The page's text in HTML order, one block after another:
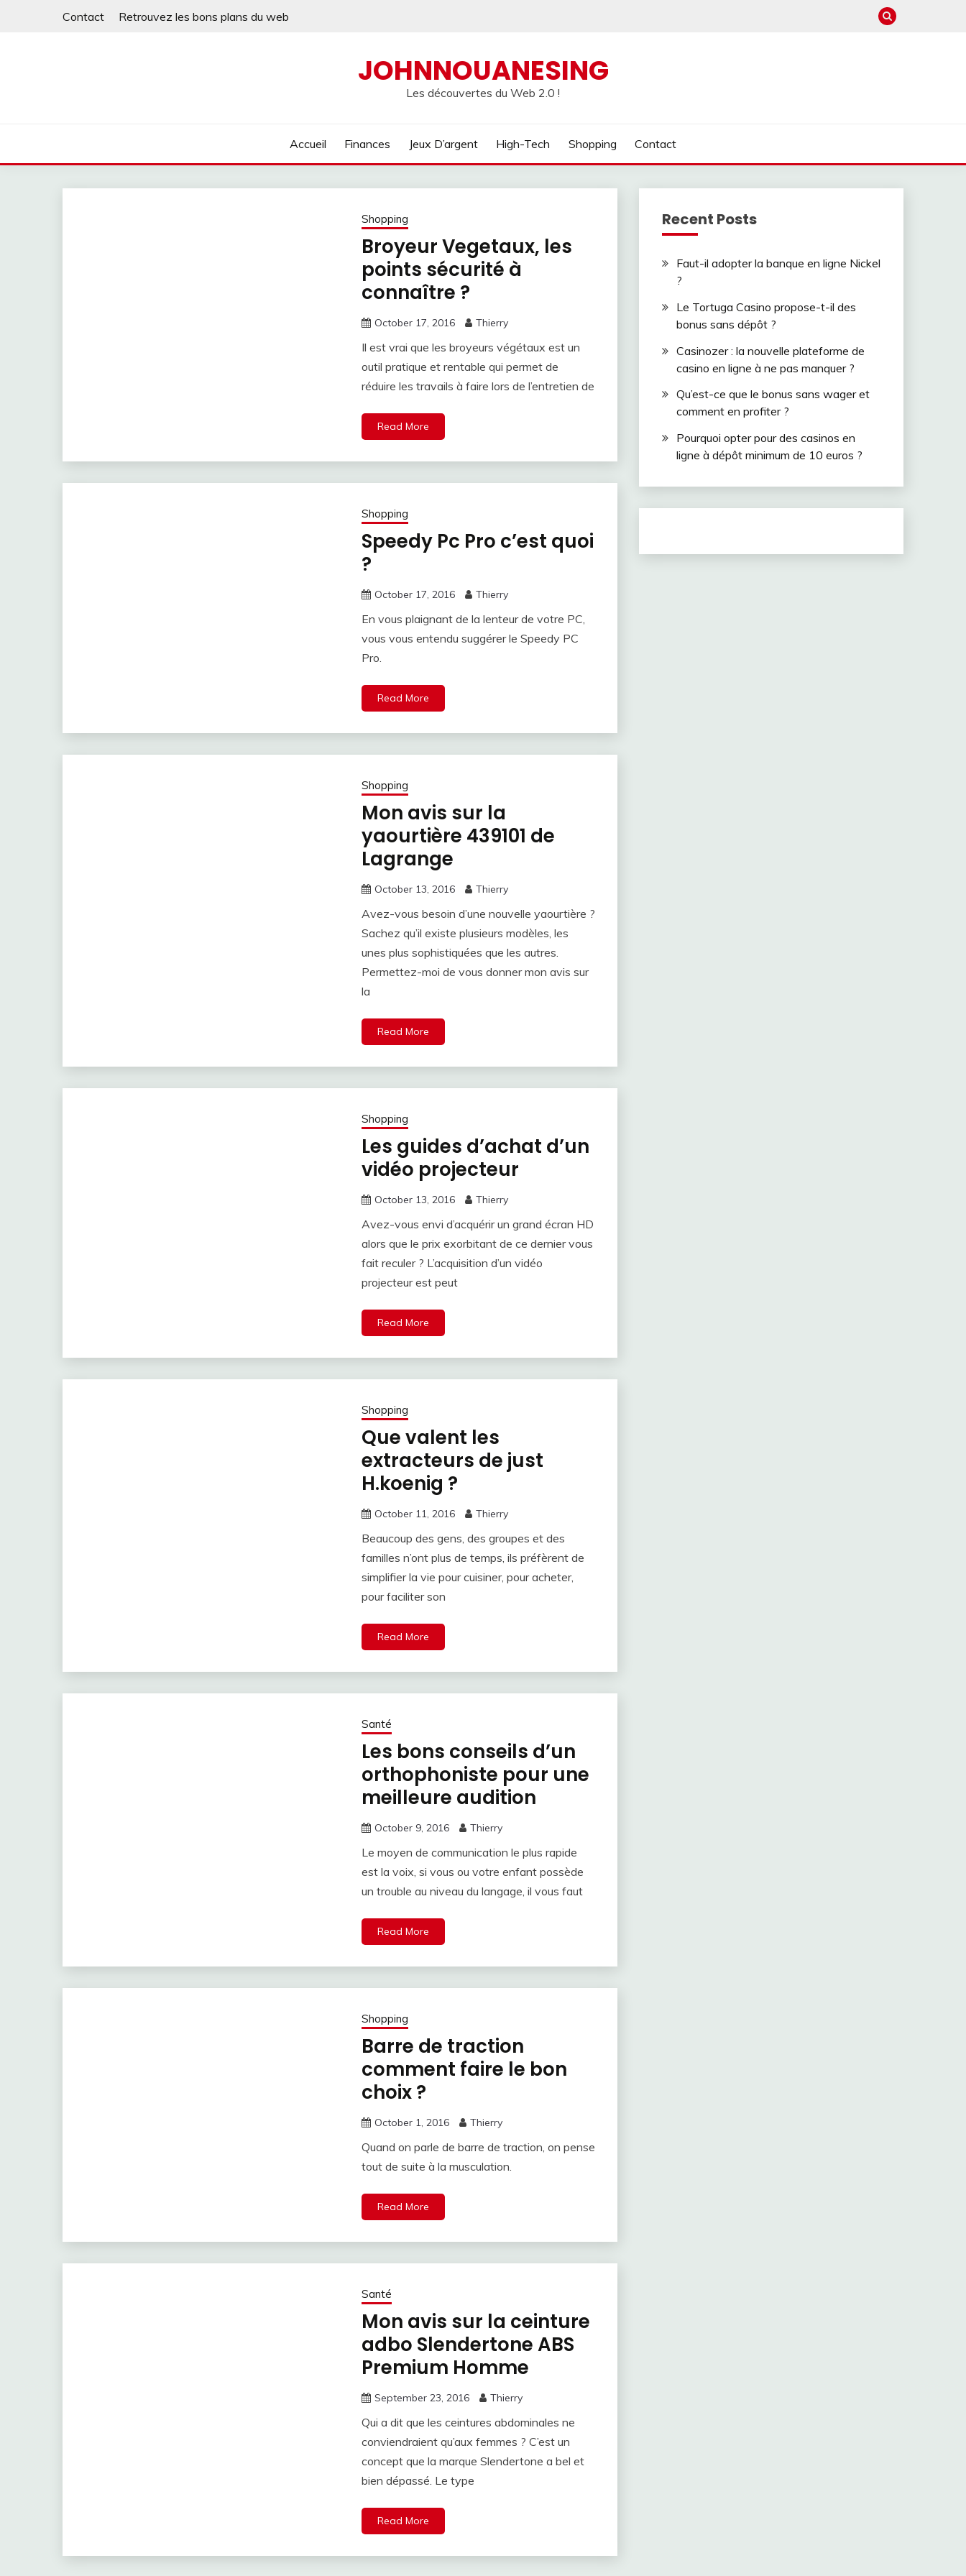
Contact Retrouvez les bons plans du web
JOHNNOUANESING
Les découvertes du Web 2.0 !
Accueil Finances Jeux D’argent High-Tech Shopping Contact
Shopping
Broyeur Vegetaux, les
points sécurité à
connaître ?
October 17, 2016 Thierry
Il est vrai que les broyeurs végétaux est un
outil pratique et rentable qui permet de
réduire les travails à faire lors de l’entretien de
Read More
Shopping
Speedy Pc Pro c’est quoi
?
October 17, 2016 Thierry
En vous plaignant de la lenteur de votre PC,
vous vous entendu suggérer le Speedy PC
Pro.
Read More
Shopping
Mon avis sur la
yaourtière 439101 de
Lagrange
October 13, 2016 Thierry
Avez-vous besoin d’une nouvelle yaourtière ?
Sachez qu’il existe plusieurs modèles, les
unes plus sophistiquées que les autres.
Permettez-moi de vous donner mon avis sur
la
Read More
Shopping
Les guides d’achat d’un
vidéo projecteur
October 13, 2016 Thierry
Avez-vous envi d’acquérir un grand écran HD
alors que le prix exorbitant de ce dernier vous
fait reculer ? L’acquisition d’un vidéo
projecteur est peut
Read More
Shopping
Que valent les
extracteurs de just
H.koenig ?
October 11, 2016 Thierry
Beaucoup des gens, des groupes et des
familles n’ont plus de temps, ils préfèrent de
simplifier la vie pour cuisiner, pour acheter,
pour faciliter son
Read More
Santé
Les bons conseils d’un
orthophoniste pour une
meilleure audition
October 9, 2016 Thierry
Le moyen de communication le plus rapide
est la voix, si vous ou votre enfant possède
un trouble au niveau du langage, il vous faut
Read More
Shopping
Barre de traction
comment faire le bon
choix ?
October 1, 2016 Thierry
Quand on parle de barre de traction, on pense
tout de suite à la musculation.
Read More
Santé
Mon avis sur la ceinture
adbo Slendertone ABS
Premium Homme
September 23, 2016 Thierry
Qui a dit que les ceintures abdominales ne
conviendraient qu’aux femmes ? C’est un
concept que la marque Slendertone a bel et
bien dépassé. Le type
Read More
Recent Posts
Faut-il adopter la banque en ligne Nickel
?
Le Tortuga Casino propose-t-il des
bonus sans dépôt ?
Casinozer : la nouvelle plateforme de
casino en ligne à ne pas manquer ?
Qu’est-ce que le bonus sans wager et
comment en profiter ?
Pourquoi opter pour des casinos en
ligne à dépôt minimum de 10 euros ?